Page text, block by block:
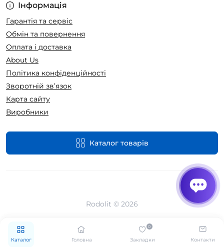
Каталог Головна Закладки
0
Контакти
Інформація
Гарантія та сервіс
Обмін та повернення
Оплата і доставка
About Us
Політика конфіденційності
Зворотній зв’язок
Карта сайту
Виробники
Каталог товарів
Rodolit © 2026